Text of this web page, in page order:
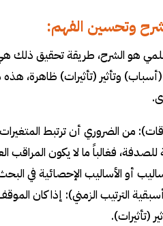
وتحسين الفهم:
هو الشرح، طريقة تحقيق ذلك
وتأثير (تأثيرات) ظاهرة،
من الضروري أن ترتبط
فغالباً ما لا يكون المراقب
أو الأساليب الإحصائية في
الترتيب الزمني): إذا كان
(تأثيرات).